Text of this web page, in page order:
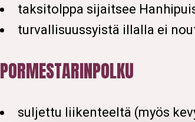
taksitolppa sijaitsee
turvallisuussyistä illalla ei
PORMESTARINPOLKU
suljettu liikenteeltä (myös